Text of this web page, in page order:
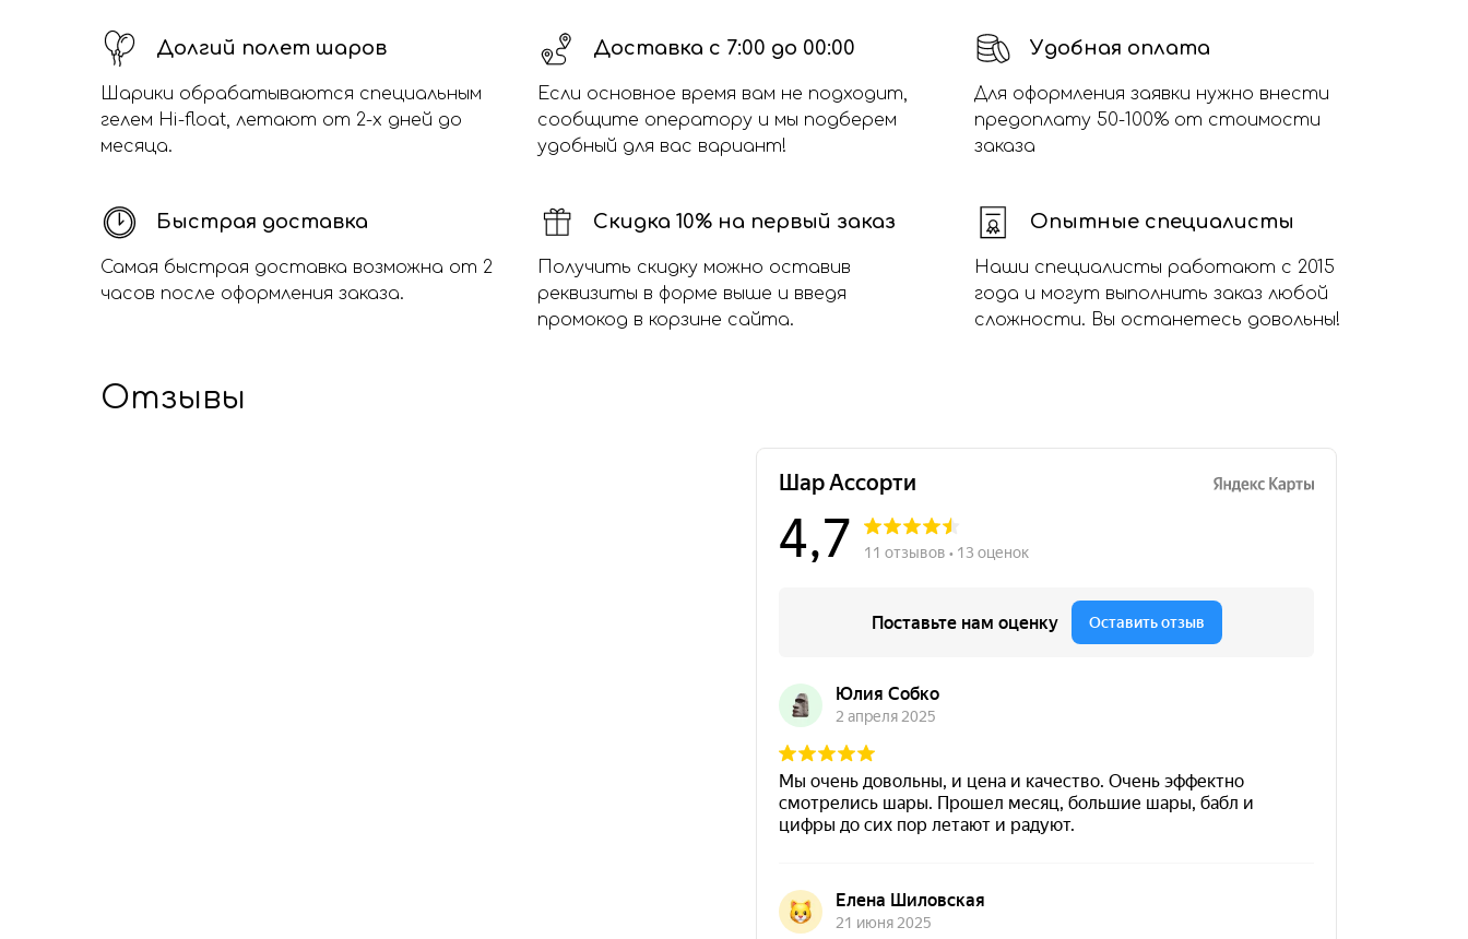
Долгий полет шаров
Шарики обрабатываются специальным
гелем Hi-float, летают от 2-х дней до
месяца.
Доставка с 7:00 до 00:00
Если основное время вам не подходит,
сообщите оператору и мы подберем
удобный для вас вариант!
Удобная оплата
Для оформления заявки нужно внести
предоплату 50-100% от стоимости
заказа
Быстрая доставка
Самая быстрая доставка возможна от 2
часов после оформления заказа.
Скидка 10% на первый заказ
Получить скидку можно оставив
реквизиты в форме выше и введя
промокод в корзине сайта.
Опытные специалисты
Наши специалисты работают с 2015
года и могут выполнить заказ любой
сложности. Вы останетесь довольны!
Отзывы